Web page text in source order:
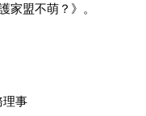
家盟不萌？》。
事